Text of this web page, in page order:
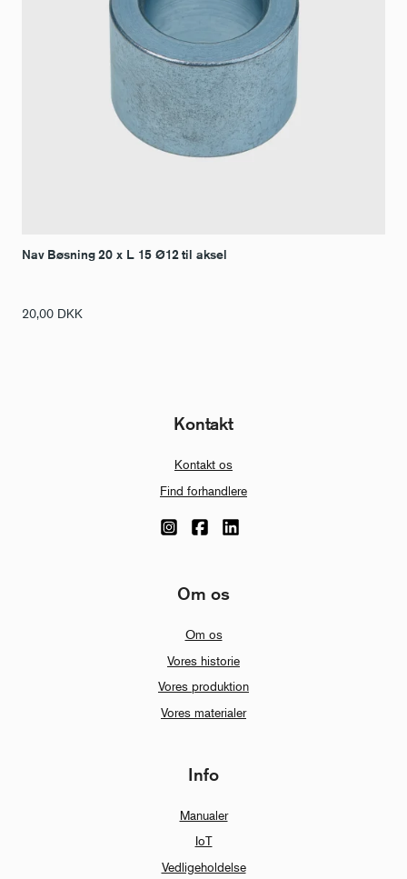
Nav Bøsning 20 x L. 15 Ø12 til aksel
20,00 DKK
Kontakt
Kontakt os
Find forhandlere
Om os
Om os
Vores historie
Vores produktion
Vores materialer
Info
Manualer
IoT
Vedligeholdelse